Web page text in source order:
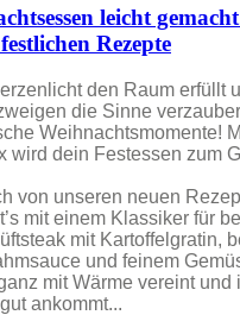
leicht
Rezepte
den Raum erfüllt
die Sinne
Weihnachtsmomente!
wird dein Festessen zum
von unseren neuen
mit einem Klassiker für
mit Kartoffelgratin,
und feinem
mit Wärme vereint und
ankommt...